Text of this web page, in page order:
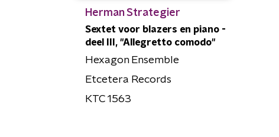
Herman Strategier
Sextet voor blazers en piano -
deel III, "Allegretto comodo"
Hexagon Ensemble
Etcetera Records
KTC 1563